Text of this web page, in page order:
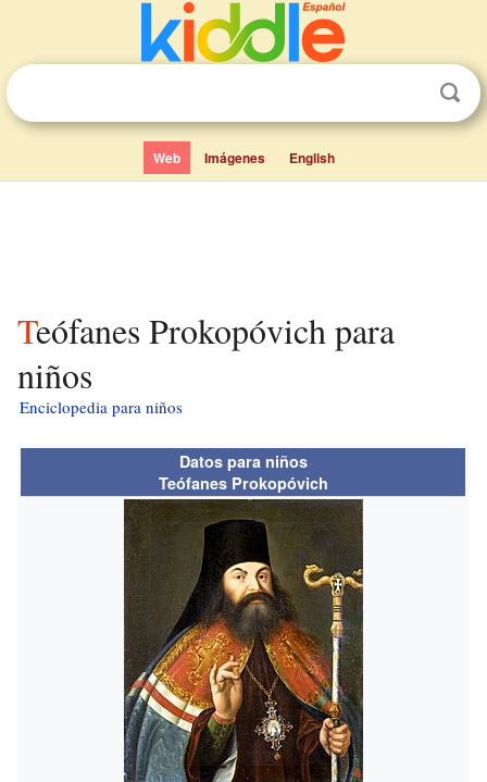
Web Imágenes English
Teófanes Prokopóvich para
niños
Enciclopedia para niños
Datos para niños
Teófanes Prokopóvich